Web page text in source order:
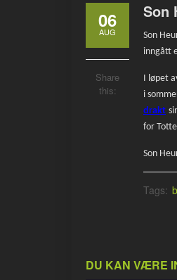
06
AUG
Share
this:
Son
Son
inngått
I løpet
i
drakt
for
Son
Tags:
DU KAN VÆRE